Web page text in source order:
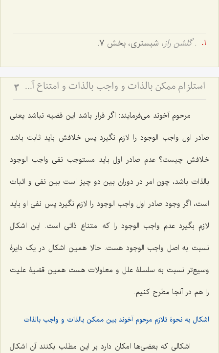
.گلشن راز، شبستری، بخش 7.
استلزام ممکن بالذات و واجب بالذات و امتناع آن - بررسی نسبت علیت و معلولیت در ضرورت و امکان 3
مرحوم آخوند مى‌فرمایند: اگر قرار باشد این قضیه نباشد یعنى
صادر اول واجب الوجود را لازم نگیرد پس خلافش باید ثابت باشد
خلافش چیست؟ عدم صادر اول باید مستوجب نفى واجب الوجود
بالذات باشد، چون امر در دوران بین دو چیز است بین نفى و اثبات
است، اگر وجود صادر اول واجب الوجود را لازم نگیرد پس نفى او باید
لازم بگیرد عدم واجب الوجود را که امتناع ذاتى است. این اشکال
نسبت به اصل واجب الوجود هست. حالا همین اشکال در یک دایرۀ
وسیع‌تر نسبت به سلسلۀ علل و معلولات هست همین قضیۀ علیت
را هم در آنجا مطرح کنیم.
اشکال به نحوۀ تلازم مرحوم آخوند بین ممکن بالذات و واجب بالذات
اشکالى که بعضى‌ها امکان دارد بر این مطلب بکنند آن اشکال